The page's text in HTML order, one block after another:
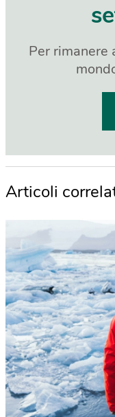
Per rimanere
Articoli